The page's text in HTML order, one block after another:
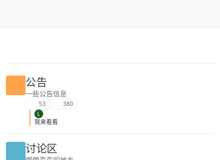
公告
一些公告信息
53 380
L
我来看看
讨论区